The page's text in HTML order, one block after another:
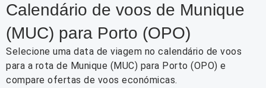
Calendário de voos de Munique
(MUC) para Porto (OPO)
Selecione uma data de viagem no calendário de voos
para a rota de Munique (MUC) para Porto (OPO) e
compare ofertas de voos económicas.